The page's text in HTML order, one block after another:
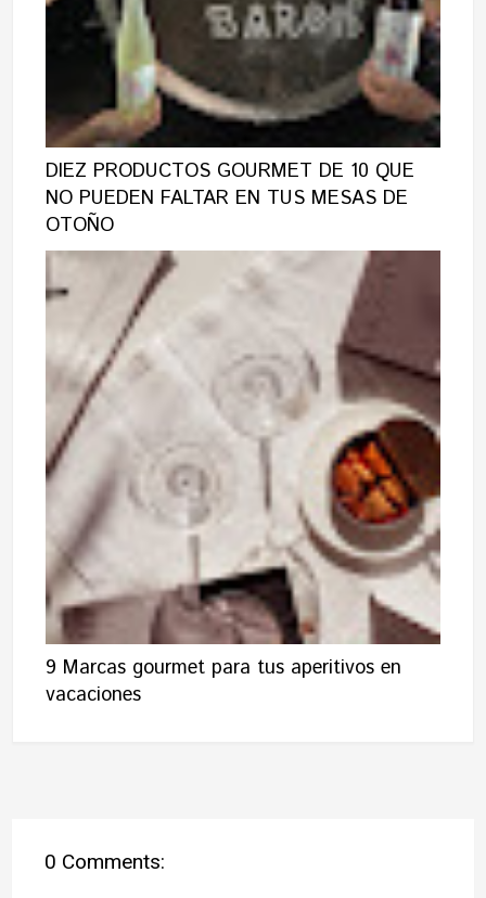
DIEZ PRODUCTOS GOURMET DE 10 QUE
NO PUEDEN FALTAR EN TUS MESAS DE
OTOÑO
9 Marcas gourmet para tus aperitivos en
vacaciones
0 Comments: